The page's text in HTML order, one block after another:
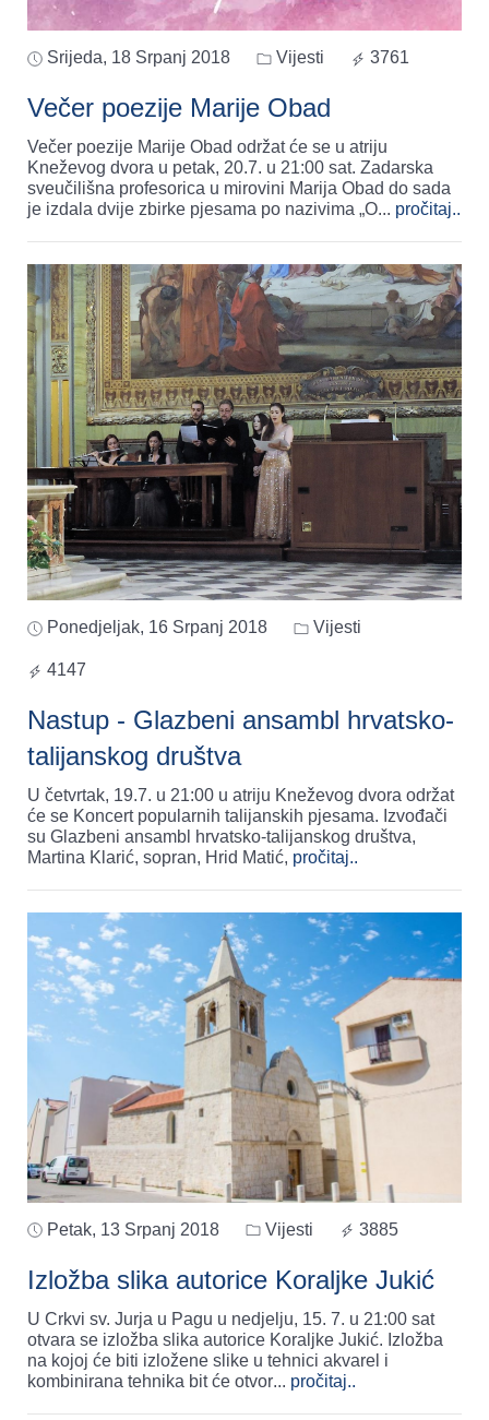
Srijeda, 18 Srpanj 2018 Vijesti 3761
Večer poezije Marije Obad
Večer poezije Marije Obad održat će se u atriju
Kneževog dvora u petak, 20.7. u 21:00 sat. Zadarska
sveučilišna profesorica u mirovini Marija Obad do sada
je izdala dvije zbirke pjesama po nazivima „O... pročitaj..
Ponedjeljak, 16 Srpanj 2018 Vijesti
4147
Nastup - Glazbeni ansambl hrvatsko-
talijanskog društva
U četvrtak, 19.7. u 21:00 u atriju Kneževog dvora održat
će se Koncert popularnih talijanskih pjesama. Izvođači
su Glazbeni ansambl hrvatsko-talijanskog društva,
Martina Klarić, sopran, Hrid Matić, pročitaj..
Petak, 13 Srpanj 2018 Vijesti 3885
Izložba slika autorice Koraljke Jukić
U Crkvi sv. Jurja u Pagu u nedjelju, 15. 7. u 21:00 sat
otvara se izložba slika autorice Koraljke Jukić. Izložba
na kojoj će biti izložene slike u tehnici akvarel i
kombinirana tehnika bit će otvor... pročitaj..